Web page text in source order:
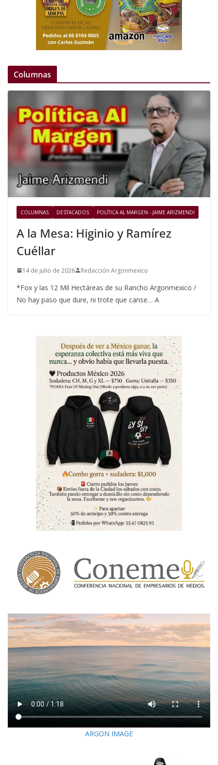
Columnas
COLUMNAS DESTACADOS POLÍTICA AL MARGEN - JAIME ARIZMENDI
A la Mesa: Higinio y Ramírez
Cuéllar
14 de julio de 2026 Redacción Argonmexico
*Fox y las 12 Mil Hectáreas de su Rancho Argonmexico /
No hay paso que dure, ni trote que canse… A
ARGON IMAGE